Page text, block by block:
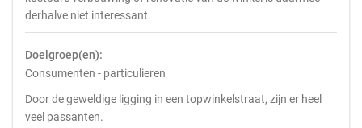
derhalve niet interessant.
Doelgroep(en):
Consumenten - particulieren
Door de geweldige ligging in een topwinkelstraat, zijn er heel
veel passanten.